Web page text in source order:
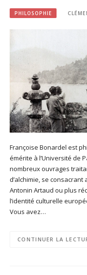
PHILOSOPHIE
Françoise Bonardel est
émérite à l’Université de
nombreux ouvrages
d’alchimie, se
Antonin Artaud ou plus
l’identité culturelle
Vous avez…
CONTINUER LA